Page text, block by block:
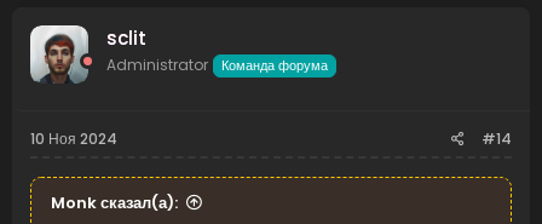
sclit
Administrator Команда форума
10 Ноя 2024 #14
Monk сказал(а):